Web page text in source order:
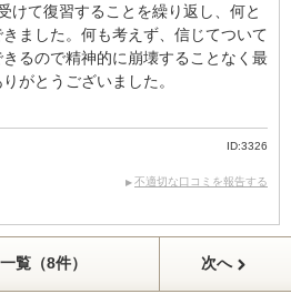
けて復習することを繰り返し、何と
ました。何も考えず、信じてついて
るので精神的に崩壊することなく最
がとうございました。
ID:3326
不適切な口コミを報告する
一覧（8件） 次へ